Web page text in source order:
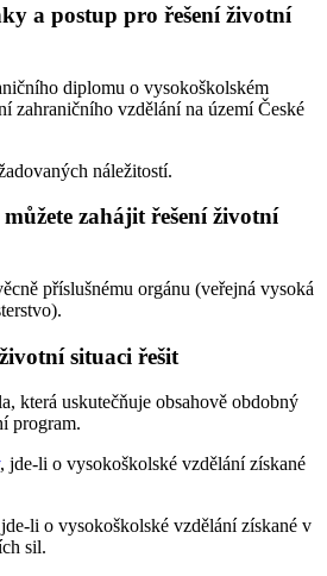
a postup pro řešení životní
diplomu o vysokoškolském
zahraničního vzdělání na území České
náležitostí.
zahájit řešení životní
příslušnému orgánu (veřejná vysoká
situaci řešit
která uskutečňuje obsahově obdobný
program.
, jde-li o vysokoškolské vzdělání získané
li o vysokoškolské vzdělání získané v
sil.